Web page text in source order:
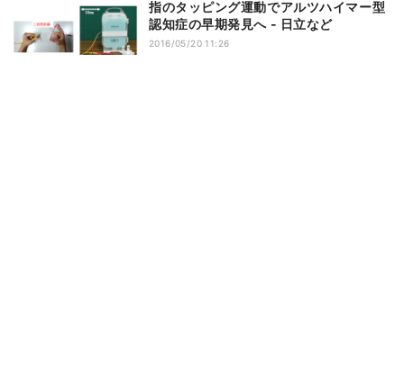
指のタッピング運動でアルツハイマー型
認知症の早期発見へ - 日立など
2016/05/20 11:26